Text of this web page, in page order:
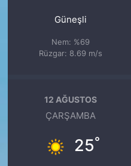
Güneşli
Nem: %69
Rüzgar: 8.69 m/s
12 AĞUSTOS
ÇARŞAMBA
25°